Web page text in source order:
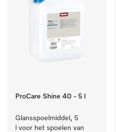
ProCare Shine 40 - 5 l
Glansspoelmiddel, 5
l voor het spoelen van